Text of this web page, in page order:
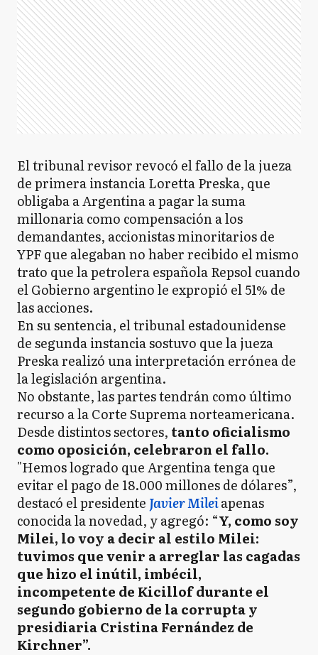
El tribunal revisor revocó el fallo de la jueza
de primera instancia Loretta Preska, que
obligaba a Argentina a pagar la suma
millonaria como compensación a los
demandantes, accionistas minoritarios de
YPF que alegaban no haber recibido el mismo
trato que la petrolera española Repsol cuando
el Gobierno argentino le expropió el 51% de
las acciones.
En su sentencia, el tribunal estadounidense
de segunda instancia sostuvo que la jueza
Preska realizó una interpretación errónea de
la legislación argentina.
No obstante, las partes tendrán como último
recurso a la Corte Suprema norteamericana.
Desde distintos sectores, tanto oficialismo
como oposición, celebraron el fallo.
"Hemos logrado que Argentina tenga que
evitar el pago de 18.000 millones de dólares”,
destacó el presidente Javier Mileiapenas
conocida la novedad, y agregó: “Y, como soy
Milei, lo voy a decir al estilo Milei:
tuvimos que venir a arreglar las cagadas
que hizo el inútil, imbécil,
incompetente de Kicillof durante el
segundo gobierno de la corrupta y
presidiaria Cristina Fernández de
Kirchner”.